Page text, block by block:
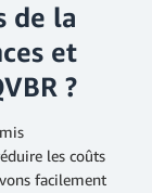
de la
et
?
les coûts
facilement